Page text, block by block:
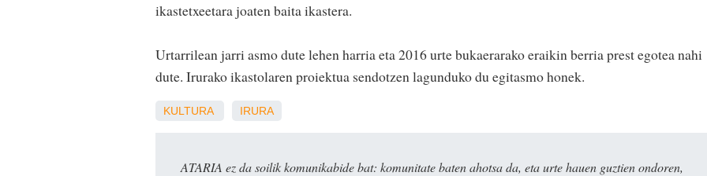
ikastetxeetara joaten baita ikastera.
Urtarrilean jarri asmo dute lehen harria eta 2016 urte bukaerarako eraikin berria prest egotea nahi
dute. Irurako ikastolaren proiektua sendotzen lagunduko du egitasmo honek.
KULTURA IRURA
ATARIA ez da soilik komunikabide bat: komunitate baten ahotsa da, eta urte hauen guztien ondoren,